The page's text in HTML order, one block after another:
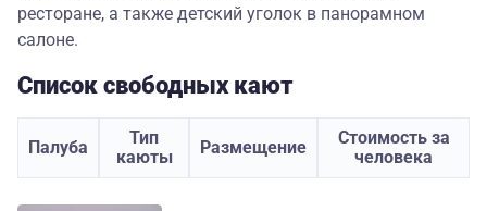
ресторане, а также детский уголок в панорамном
салоне.
Список свободных кают
Палуба
Тип
каюты
Размещение
Стоимость за
человека